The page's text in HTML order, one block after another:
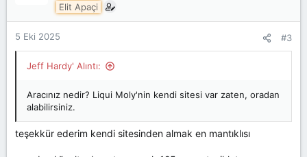
r
:
Elit Apaçi
5 Eki 2025 #3
Jeff Hardy' Alıntı:
Aracınız nedir? Liqui Moly'nin kendi sitesi var zaten, oradan
alabilirsiniz.
teşekkür ederim kendi sitesinden almak en mantıklısı